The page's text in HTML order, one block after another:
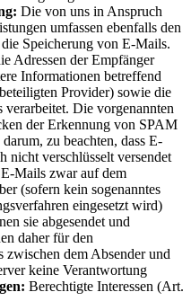
Die von uns in Anspruch
umfassen ebenfalls den
Speicherung von E-Mails.
Adressen der Empfänger
Informationen betreffend
Provider) sowie die
Die vorgenannten
der Erkennung von SPAM
zu beachten, dass E-
nicht verschlüsselt versendet
Mails zwar auf dem
(sofern kein sogenanntes
eingesetzt wird)
sie abgesendet und
daher für den
dem Absender und
keine Verantwortung
Berechtigte Interessen (Art.